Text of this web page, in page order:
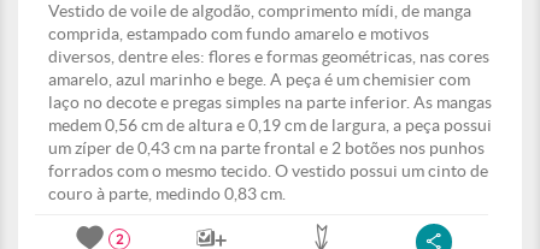
Vestido de voile de algodão, comprimento mídi, de manga
comprida, estampado com fundo amarelo e motivos
diversos, dentre eles: flores e formas geométricas, nas cores
amarelo, azul marinho e bege. A peça é um chemisier com
laço no decote e pregas simples na parte inferior. As mangas
medem 0,56 cm de altura e 0,19 cm de largura, a peça possui
um zíper de 0,43 cm na parte frontal e 2 botões nos punhos
forrados com o mesmo tecido. O vestido possui um cinto de
couro à parte, medindo 0,83 cm.
2